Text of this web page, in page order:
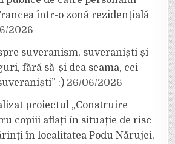
într-o zonă rezidențială
2026
suveranism, suveraniști și
fără să-și dea seama, cei
:) 26/06/2026
proiectul „Construire
copiii aflați în situație de risc
în localitatea Podu Nărujei,